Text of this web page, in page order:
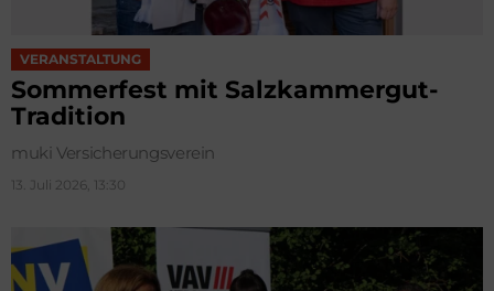
VERANSTALTUNG
Sommerfest mit Salzkammergut-
Tradition
muki Versicherungsverein
13. Juli 2026, 13:30